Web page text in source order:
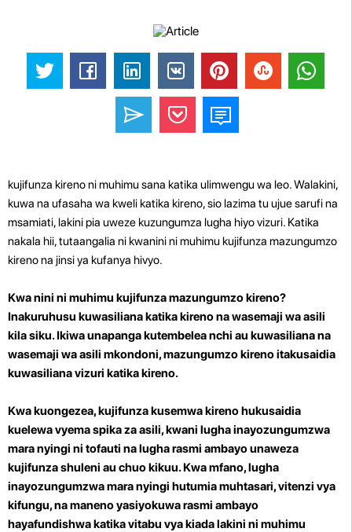
kujifunza kireno ni muhimu sana katika ulimwengu wa leo. Walakini,
kuwa na ufasaha wa kweli katika kireno, sio lazima tu ujue sarufi na
msamiati, lakini pia uweze kuzungumza lugha hiyo vizuri. Katika
nakala hii, tutaangalia ni kwanini ni muhimu kujifunza mazungumzo
kireno na jinsi ya kufanya hivyo.
Kwa nini ni muhimu kujifunza mazungumzo kireno?
Inakuruhusu kuwasiliana katika kireno na wasemaji wa asili
kila siku. Ikiwa unapanga kutembelea nchi au kuwasiliana na
wasemaji wa asili mkondoni, mazungumzo kireno itakusaidia
kuwasiliana vizuri katika kireno.
Kwa kuongezea, kujifunza kusemwa kireno hukusaidia
kuelewa vyema spika za asili, kwani lugha inayozungumzwa
mara nyingi ni tofauti na lugha rasmi ambayo unaweza
kujifunza shuleni au chuo kikuu. Kwa mfano, lugha
inayozungumzwa mara nyingi hutumia muhtasari, vitenzi vya
kifungu, na maneno yasiyokuwa rasmi ambayo
hayafundishwa katika vitabu vya kiada lakini ni muhimu